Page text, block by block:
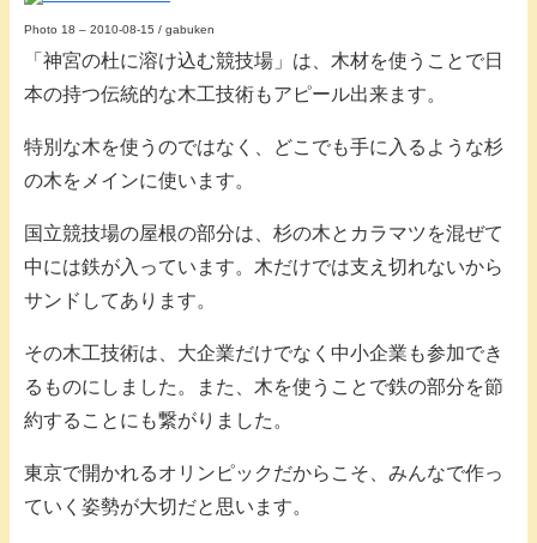
Photo 18 – 2010-08-15 / gabuken
「神宮の杜に溶け込む競技場」は、木材を使うことで日
本の持つ伝統的な木工技術もアピール出来ます。
特別な木を使うのではなく、どこでも手に入るような杉
の木をメインに使います。
国立競技場の屋根の部分は、杉の木とカラマツを混ぜて
中には鉄が入っています。木だけでは支え切れないから
サンドしてあります。
その木工技術は、大企業だけでなく中小企業も参加でき
るものにしました。また、木を使うことで鉄の部分を節
約することにも繋がりました。
東京で開かれるオリンピックだからこそ、みんなで作っ
ていく姿勢が大切だと思います。